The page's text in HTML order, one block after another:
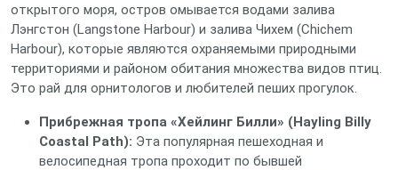
открытого моря, остров омывается водами залива
Лэнгстон (Langstone Harbour) и залива Чихем (Chichem
Harbour), которые являются охраняемыми природными
территориями и районом обитания множества видов птиц.
Это рай для орнитологов и любителей пеших прогулок.
Прибрежная тропа «Хейлинг Билли» (Hayling Billy
Coastal Path): Эта популярная пешеходная и
велосипедная тропа проходит по бывшей